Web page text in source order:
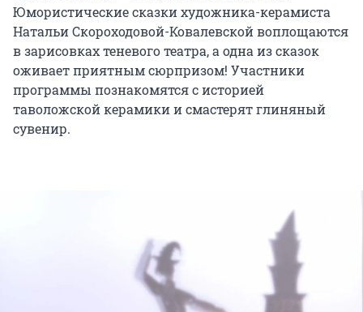
Юмористические сказки художника-керамиста
Натальи Скороходовой-Ковалевской воплощаются
в зарисовках теневого театра, а одна из сказок
оживает приятным сюрпризом! Участники
программы познакомятся с историей
таволожской керамики и смастерят глиняный
сувенир.